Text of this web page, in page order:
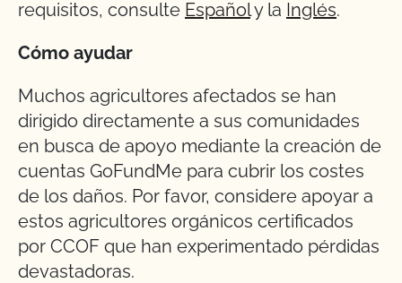
requisitos, consulte Españoly la Inglés.
Cómo ayudar
Muchos agricultores afectados se han
dirigido directamente a sus comunidades
en busca de apoyo mediante la creación de
cuentas GoFundMe para cubrir los costes
de los daños. Por favor, considere apoyar a
estos agricultores orgánicos certificados
por CCOF que han experimentado pérdidas
devastadoras.